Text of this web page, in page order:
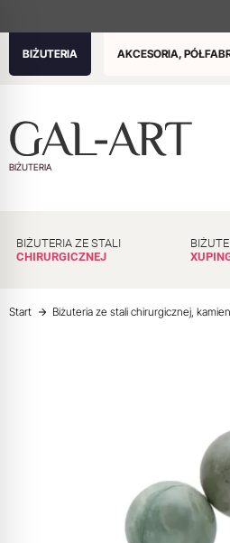
BIŻUTERIA AKCESORIA,
BIŻUTERIA
BIŻUTERIA ZE STALI
CHIRURGICZNEJ
Start Biżuteria ze stali chirurgicznej,